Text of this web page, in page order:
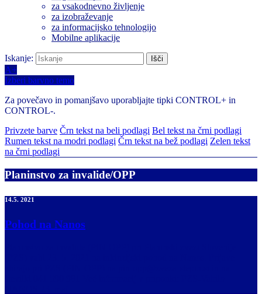
za vsakodnevno življenje
za izobraževanje
za informacijsko tehnologijo
Mobilne aplikacije
Iskanje:
A+
Izberi barvno temo
Za povečavo in pomanjšavo uporabljajte tipki CONTROL+ in
CONTROL-.
Privzete barve Črn tekst na beli podlagi Bel tekst na črni podlagi
Rumen tekst na modri podlagi Črn tekst na bež podlagi Zelen tekst
na črni podlagi
Planinstvo za invalide/OPP
14.5. 2021
Pohod na Nanos